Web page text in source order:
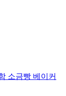
소금빵 베이커